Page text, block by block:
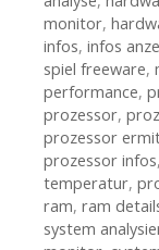
monitor,
infos, infos
spiel freeware,
performance,
prozessor,
prozessor
prozessor infos,
temperatur,
ram, ram
system